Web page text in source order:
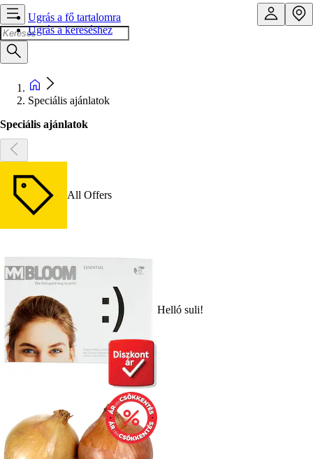
Ugrás a fő tartalomra
Ugrás a kereséshez
Speciális ajánlatok
Speciális ajánlatok
All Offers
Helló suli!